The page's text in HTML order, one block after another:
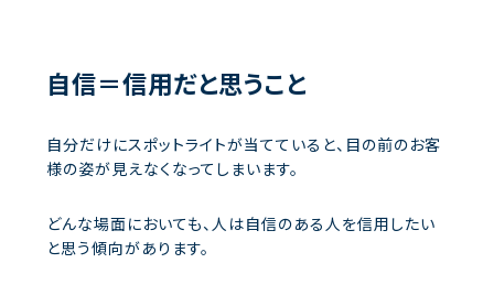
自信＝信用だと思うこと
自分だけにスポットライトが当てていると、目の前のお客
様の姿が見えなくなってしまいます。
どんな場面においても、人は自信のある人を信用したい
と思う傾向があります。